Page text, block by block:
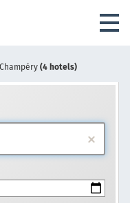
Champéry (4 hotels)